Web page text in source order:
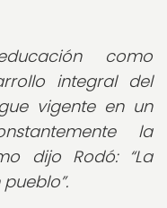
como
integral del
vigente en un
la
dijo Rodó:
La
pueblo .